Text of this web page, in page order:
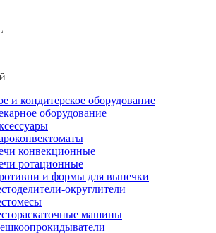
и кондитерское оборудование
оборудование
конвекционные
ротационные
и формы для выпечки
округлители
машины